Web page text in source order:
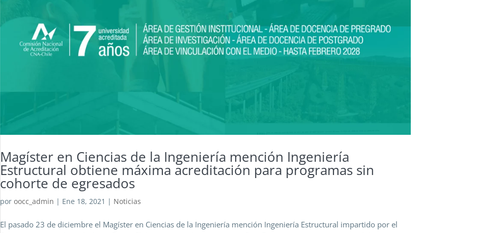
Magíster en Ciencias de la Ingeniería mención Ingeniería
Estructural obtiene máxima acreditación para programas sin
cohorte de egresados
poroocc_admin | Ene 18, 2021 | Noticias
El pasado 23 de diciembre el Magíster en Ciencias de la Ingeniería mención Ingeniería Estructural impartido por el